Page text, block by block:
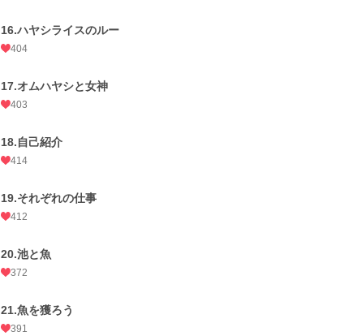
16.ハヤシライスのルー
404
17.オムハヤシと女神
403
18.自己紹介
414
19.それぞれの仕事
412
20.池と魚
372
21.魚を獲ろう
391